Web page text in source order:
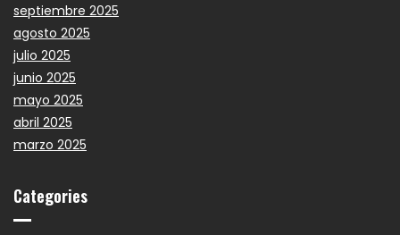
septiembre 2025
agosto 2025
julio 2025
junio 2025
mayo 2025
abril 2025
marzo 2025
Categories